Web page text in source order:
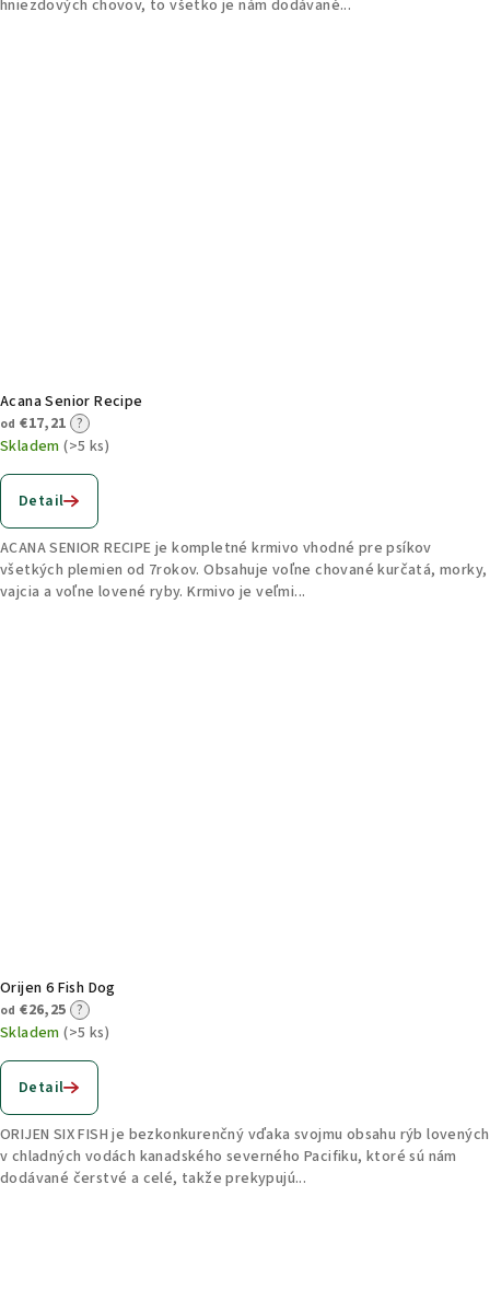
hniezdových chovov, to všetko je nám dodávané...
Acana Senior Recipe
od €17,21 ?
Skladem(>5 ks)
Detail
ACANA SENIOR RECIPE je kompletné krmivo vhodné pre psíkov
všetkých plemien od 7rokov. Obsahuje voľne chované kurčatá, morky,
vajcia a voľne lovené ryby. Krmivo je veľmi...
Orijen 6 Fish Dog
od €26,25 ?
Skladem(>5 ks)
Detail
ORIJEN SIX FISH je bezkonkurenčný vďaka svojmu obsahu rýb lovených
v chladných vodách kanadského severného Pacifiku, ktoré sú nám
dodávané čerstvé a celé, takže prekypujú...